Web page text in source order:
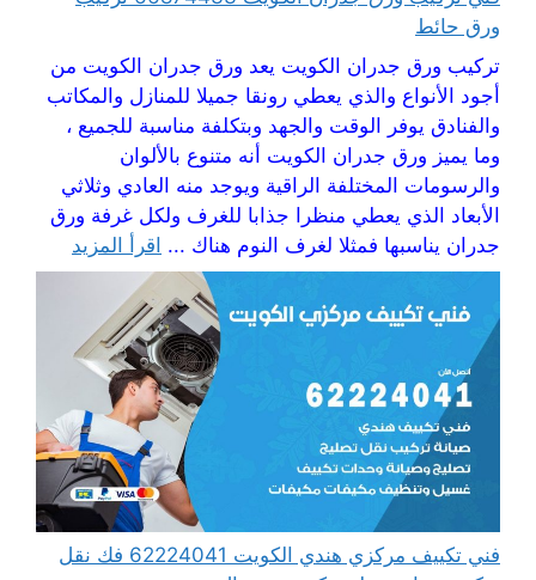
ورق حائط
تركيب ورق جدران الكويت يعد ورق جدران الكويت من
أجود الأنواع والذي يعطي رونقا جميلا للمنازل والمكاتب
والفنادق يوفر الوقت والجهد وبتكلفة مناسبة للجميع ،
وما يميز ورق جدران الكويت أنه متنوع بالألوان
والرسومات المختلفة الراقية ويوجد منه العادي وثلاثي
الأبعاد الذي يعطي منظرا جذابا للغرف ولكل غرفة ورق
جدران يناسبها فمثلا لغرف النوم هناك ... اقرأ المزيد
فني تكييف مركزي هندي الكويت 62224041 فك نقل